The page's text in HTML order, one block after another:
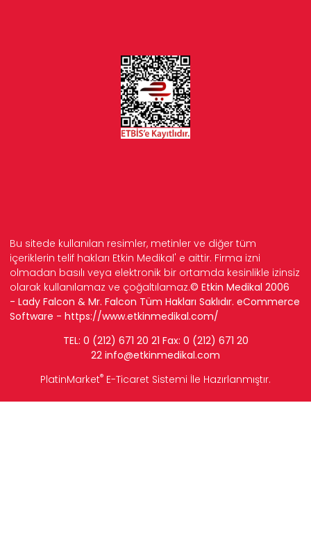
Bu sitede kullanılan resimler, metinler ve diğer tüm
içeriklerin telif hakları Etkin Medikal' e aittir. Firma izni
olmadan basılı veya elektronik bir ortamda kesinlikle izinsiz
olarak kullanılamaz ve çoğaltılamaz.© Etkin Medikal 2006
- Lady Falcon & Mr. Falcon Tüm Hakları Saklıdır. eCommerce
Software - https://www.etkinmedikal.com/
TEL: 0 (212) 671 20 21 Fax: 0 (212) 671 20
22 info@etkinmedikal.com
PlatinMarket® E-Ticaret Sistemi İle Hazırlanmıştır.